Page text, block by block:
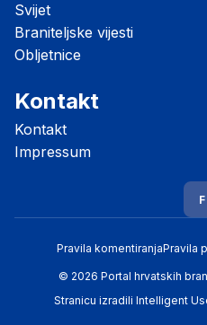
Svijet
Braniteljske vijesti
Obljetnice
Kontakt
Kontakt
Impressum
F
Pravila komentiranjaPravila
© 2026 Portal hrvatskih
Stranicu izradili Intelligent